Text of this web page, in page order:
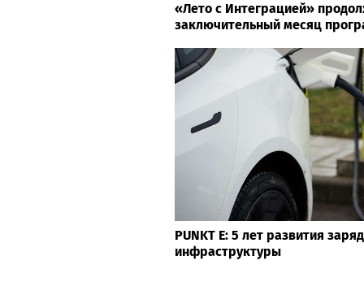
«Лето с Интеграцией»
заключительный месяц
PUNKT E: 5 лет развития
инфраструктуры